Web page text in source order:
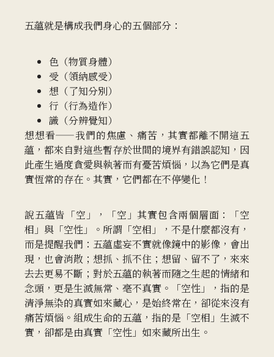
五蘊就是構成我們身心的五個部分：
色（物質身體）
受（領納感受）
想（了知分別）
行（行為造作）
識（分辨覺知）
想想看——我們的焦慮、痛苦，其實都離不開這五
蘊，都來自對這些暫存於世間的境界有錯誤認知，因
此產生過度貪愛與執著而有憂苦煩惱，以為它們是真
實恆常的存在。其實，它們都在不停變化！
說五蘊皆「空」，「空」其實包含兩個層面：「空
相」與「空性」。所謂「空相」，不是什麼都沒有，
而是提醒我們：五蘊虛妄不實就像鏡中的影像，會出
現，也會消散；想抓、抓不住；想留、留不了，來來
去去更易不斷；對於五蘊的執著而隨之生起的情緒和
念頭，更是生滅無常、毫不真實。「空性」，指的是
清淨無染的真實如來藏心，是始終常在，卻從來沒有
痛苦煩惱。組成生命的五蘊，指的是「空相」生滅不
實，卻都是由真實「空性」如來藏所出生。